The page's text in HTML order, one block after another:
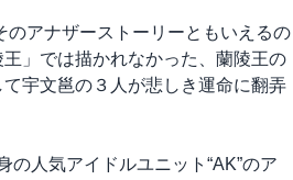
アナザーストーリーともいえるの
」では描かれなかった、蘭陵王の
宇文邕の３人が悲しき運命に翻弄
人気アイドルユニット“AK”のア